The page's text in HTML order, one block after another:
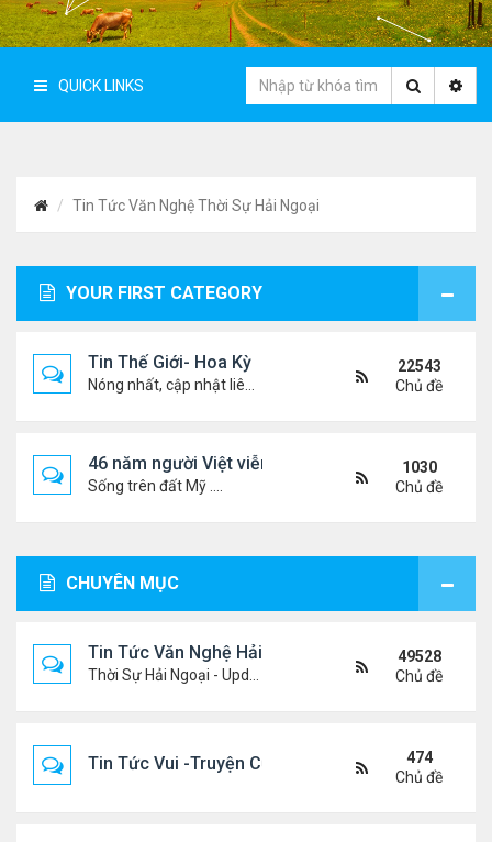
QUICK LINKS
Tin Tức Văn Nghệ Thời Sự Hải Ngoại
YOUR FIRST CATEGORY
Tin Thế Giới- Hoa Kỳ
22543
Chủ đề
46 năm người Việt viễn xứ
Sống trên đất Mỹ ....
1030
Chủ đề
CHUYÊN MỤC
Tin Tức Văn Nghệ Hải Ngoại
49528
Chủ đề
Tin Tức Vui -Truyện Cười- Video Hài
474
Chủ đề